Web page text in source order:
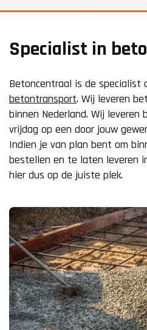
Specialist in
Betoncentraal is de specialist
betontransport. Wij leveren
binnen Nederland. Wij
vrijdag op een door jouw
Indien je van plan bent om
bestellen en te laten leveren
hier dus op de juiste plek.